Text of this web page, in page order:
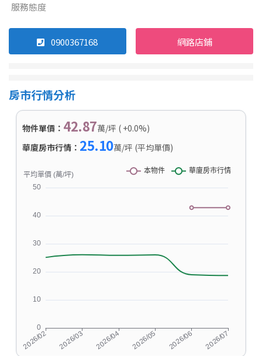
服務態度
0900367168 網路店鋪
房市行情分析
物件單價： 42.87萬/坪 ( +0.0%)
華廈房市行情： 25.10萬/坪 (平均單價)